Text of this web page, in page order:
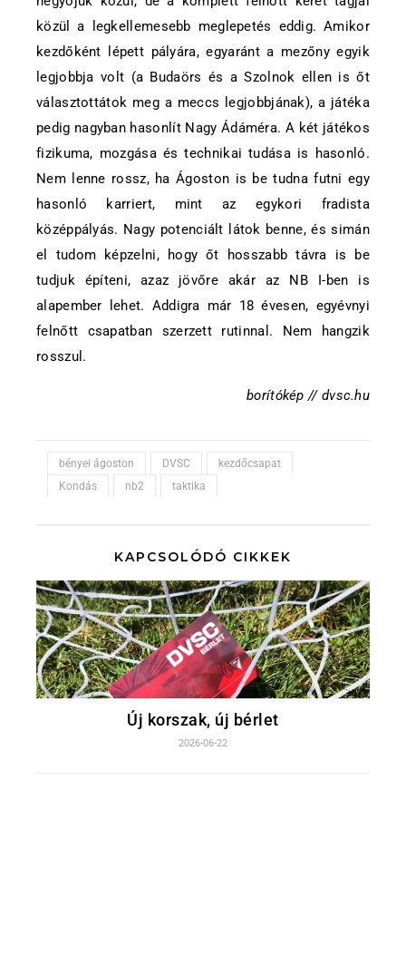
közül a legkellemesebb meglepetés eddig. Amikor
kezdőként lépett pályára, egyaránt a mezőny egyik
legjobbja volt (a Budaörs és a Szolnok ellen is őt
választottátok meg a meccs legjobbjának), a játéka
pedig nagyban hasonlít Nagy Ádáméra. A két játékos
fizikuma, mozgása és technikai tudása is hasonló.
Nem lenne rossz, ha Ágoston is be tudna futni egy
hasonló karriert, mint az egykori fradista
középpályás. Nagy potenciált látok benne, és simán
el tudom képzelni, hogy őt hosszabb távra is be
tudjuk építeni, azaz jövőre akár az NB I-ben is
alapember lehet. Addigra már 18 évesen, egyévnyi
felnőtt csapatban szerzett rutinnal. Nem hangzik
rosszul.
borítókép // dvsc.hu
bényei ágoston DVSC
kezdőcsapat
Kondás
nb2 taktika
KAPCSOLÓDÓ CIKKEK
Új korszak, új bérlet
2026-06-22